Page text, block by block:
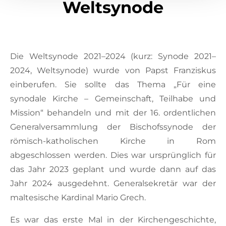
Weltsynode
Die Weltsynode 2021–2024 (kurz: Synode 2021–
2024, Weltsynode) wurde von Papst Franziskus
einberufen. Sie sollte das Thema „Für eine
synodale Kirche – Gemeinschaft, Teilhabe und
Mission“ behandeln und mit der 16. ordentlichen
Generalversammlung der Bischofssynode der
römisch-katholischen Kirche in Rom
abgeschlossen werden. Dies war ursprünglich für
das Jahr 2023 geplant und wurde dann auf das
Jahr 2024 ausgedehnt. Generalsekretär war der
maltesische Kardinal Mario Grech.
Es war das erste Mal in der Kirchengeschichte,